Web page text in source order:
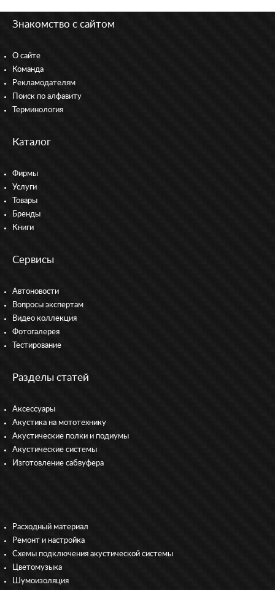
Знакомство с сайтом
О сайте
Команда
Рекламодателям
Поиск по алфавиту
Терминология
Каталог
Фирмы
Услуги
Товары
Бренды
Книги
Сервисы
Автоновости
Вопросы экспертам
Видео коллекция
Фотогалерея
Тестирование
Разделы статей
Аксессуары
Акустика на мототехнику
Акустические полки и подиумы
Акустические системы
Изготовление сабвуфера
Расходный материал
Ремонт и настройка
Схемы подключения акустической системы
Цветомузыка
Шумоизоляция